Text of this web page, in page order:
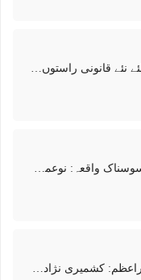
برطانیہ کا پناہ گزینوں کیلئے نئے قانونی راستوں اور اسپانسر شپ نظام کا اعلان
سرگودھا میں ایک اور افسوسناک واقعہ: نوعمر لڑکے سے مبینہ زیادتی، مقدمہ درج
پہلی ممکنہ مسلمان وزیراعظم: کشمیری نژاد شبانہ محمود برطانیہ میں مقبول